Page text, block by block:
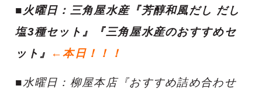
■火曜日：三角屋水産『芳醇和風だし だし
塩3種セット』『三角屋水産のおすすめセ
ット』
←本日！！！
■水曜日：柳屋本店『おすすめ詰め合わせ